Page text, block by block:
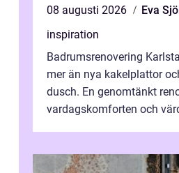
08 augusti 2026
Eva
inspiration
Badrumsrenovering
mer än nya kakelplattor
dusch. En genomtänkt
vardagskomforten och